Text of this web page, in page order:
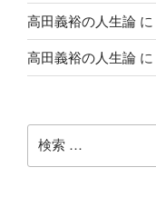
高田義裕の人生論 に
高田義裕の人生論 に
索: